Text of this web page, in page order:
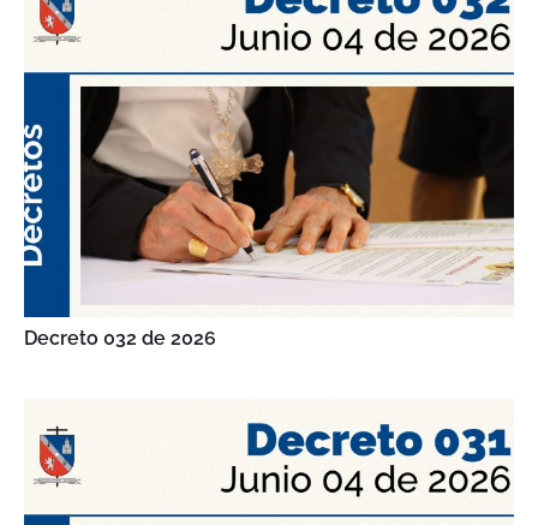
Decreto 032 de 2026